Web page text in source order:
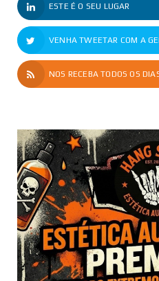
ESTE É O SEU LUGAR
VENHA TWEETAR COM A
NOS RECEBA TODOS OS